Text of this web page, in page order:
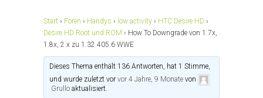
Start › Foren › Handys › low activity › HTC Desire HD ›
Desire HD Root und ROM › How To Downgrade von 1.7x,
1.8x, 2.x zu 1.32.405.6 WWE
Dieses Thema enthält 136 Antworten, hat 1 Stimme,
und wurde zuletzt vorvor 4 Jahre, 9 Monate von
Grullo aktualisiert.